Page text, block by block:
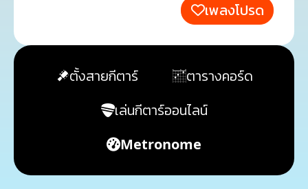
เพลงโปรด
ตั้งสายกีตาร์
ตารางคอร์ด
เล่นกีตาร์ออนไลน์
Metronome